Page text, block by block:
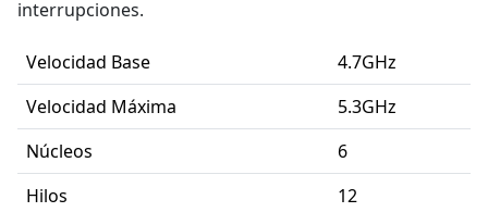
interrupciones.
Velocidad Base
4.7GHz
Velocidad Máxima
5.3GHz
Núcleos
6
Hilos
12